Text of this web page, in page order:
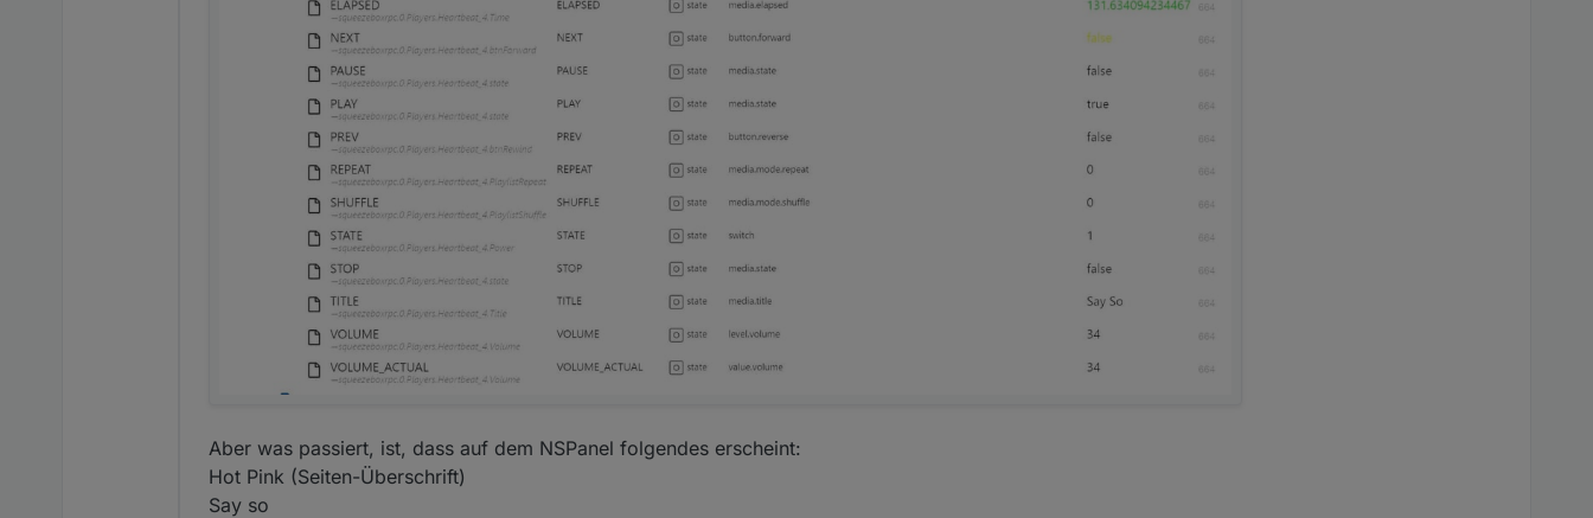
Aber was passiert, ist, dass auf dem NSPanel folgendes erscheint:
Hot Pink (Seiten-Überschrift)
Say so